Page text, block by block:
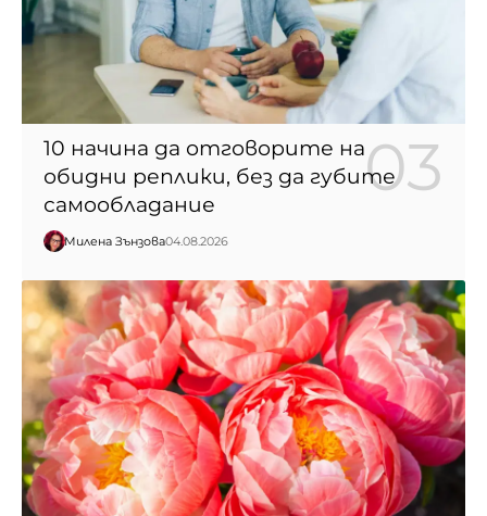
10 начина да отговорите на
обидни реплики, без да губите
самообладание
Милена Зънзова04.08.2026